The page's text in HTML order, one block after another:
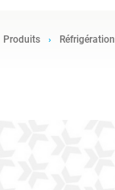
Produits Réfrigération